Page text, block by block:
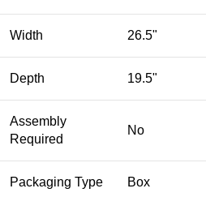
Width 26.5"
Depth 19.5"
Assembly
Required
No
Packaging Type Box